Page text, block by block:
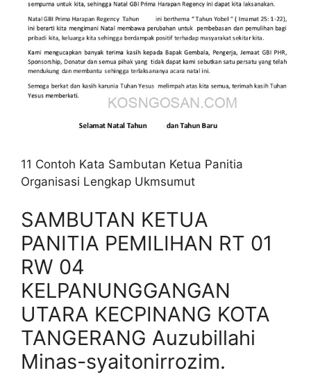
11 Contoh Kata Sambutan Ketua Panitia
Organisasi Lengkap Ukmsumut
SAMBUTAN KETUA
PANITIA PEMILIHAN RT 01
RW 04
KELPANUNGGANGAN
UTARA KECPINANG KOTA
TANGERANG Auzubillahi
Minas-syaitonirrozim.